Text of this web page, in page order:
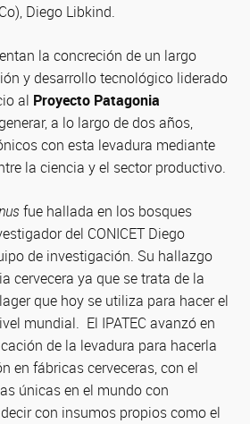
Diego Libkind.
la concreción de un largo
y desarrollo tecnológico liderado
al Proyecto Patagonia
a lo largo de dos años,
con esta levadura mediante
la ciencia y el sector productivo.
fue hallada en los bosques
del CONICET Diego
de investigación. Su hallazgo
cervecera ya que se trata de la
que hoy se utiliza para hacer el
mundial. El IPATEC avanzó en
de la levadura para hacerla
en fábricas cerveceras, con el
únicas en el mundo con
con insumos propios como el